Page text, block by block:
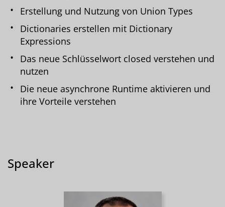
Erstellung und Nutzung von Union Types
Dictionaries erstellen mit Dictionary
Expressions
Das neue Schlüsselwort closed verstehen und
nutzen
Die neue asynchrone Runtime aktivieren und
ihre Vorteile verstehen
Speaker